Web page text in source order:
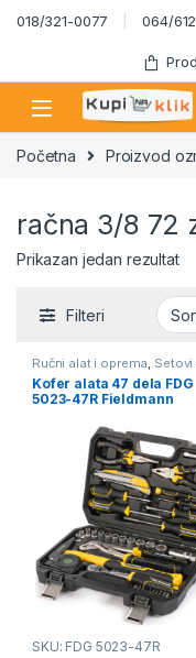
Skip to navigation
Skip to content
018/321-0077 064/
Početna Proizvod
račna 3/8 72
Prikazan jedan rezultat
Filteri
Ručni alat i oprema, Setovi
Kofer alata 47 dela FDG
5023-47R Fieldmann
SKU: FDG 5023-47R